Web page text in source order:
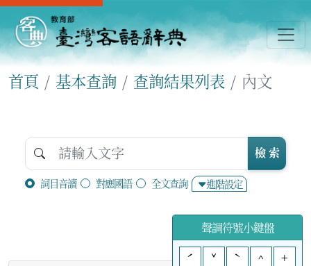
首頁 基本查詢 查詢結果列表 內文
詞目音讀 對應國語 全文查詢 進階設定
檢 索
聲調符號小鍵盤
ˊ
ˇ ˋ ^ +